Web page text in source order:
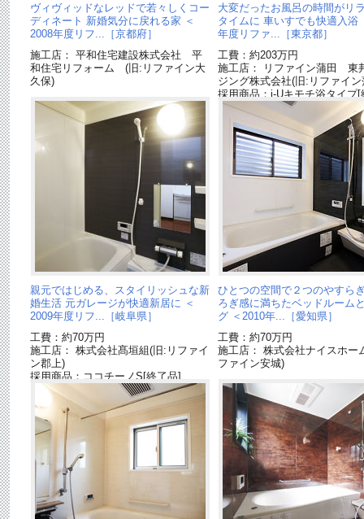
ヴィヴィッドなレッドで若々しくコー
ディネート 新婚気分に戻れる家 ＜
2008年度リフ...［京都府］
施工店： 平和住宅建設株式会社 平
和住宅リフォーム (旧:リファイン大
久保)
大変だったお風呂の時間がリ
タイムに 車いすでも快適入浴
年度リファ...［東京都］
工費：約203万円
施工店： リファイン蒲田 東
ジング株式会社(旧:リファイン
採用商品：i-Uキモチ浴タイプ[
親元ではじめる、スタイリッシュな新
婚生活 元ガレージが快適新居に ＜
2009年度リフ...［岐阜県］
工費：約70万円
施工店： 株式会社髙垣組(旧:リファイ
ン郡上)
採用商品：ココチーノS[終了品]
ひとつの空間で２つのやすら
ろぎ感に満ちたベッドルーム
グ ＜2010年...［愛知県］
工費：約70万円
施工店： 株式会社ナイスホー
ファイン安城)